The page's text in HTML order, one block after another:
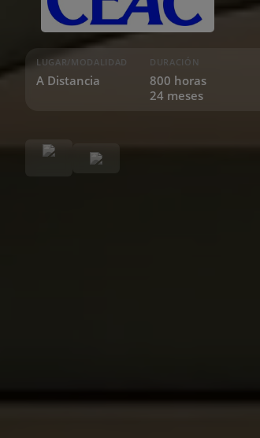
LUGAR/MODALIDAD
A Distancia
DURACIÓN
800 horas
24 meses